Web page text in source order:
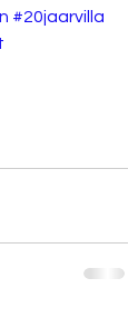
#20jaarvilla